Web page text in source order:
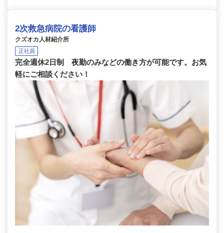
2次救急病院の看護師
クズオカ人材紹介所
正社員
完全週休2日制 夜勤のみなどの働き方が可能です。お気
軽にご相談ください！